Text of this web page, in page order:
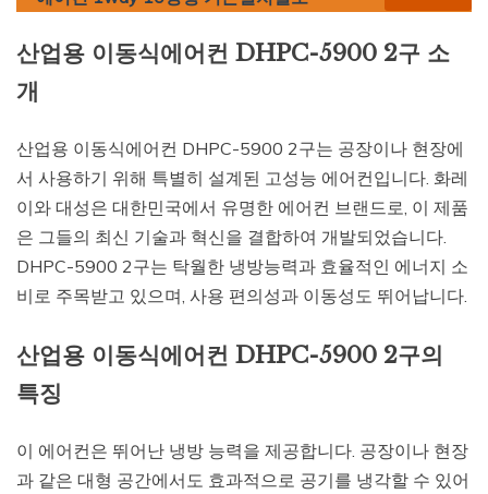
산업용 이동식에어컨 DHPC-5900 2구 소
개
산업용 이동식에어컨 DHPC-5900 2구는 공장이나 현장에
서 사용하기 위해 특별히 설계된 고성능 에어컨입니다. 화레
이와 대성은 대한민국에서 유명한 에어컨 브랜드로, 이 제품
은 그들의 최신 기술과 혁신을 결합하여 개발되었습니다.
DHPC-5900 2구는 탁월한 냉방능력과 효율적인 에너지 소
비로 주목받고 있으며, 사용 편의성과 이동성도 뛰어납니다.
산업용 이동식에어컨 DHPC-5900 2구의
특징
이 에어컨은 뛰어난 냉방 능력을 제공합니다. 공장이나 현장
과 같은 대형 공간에서도 효과적으로 공기를 냉각할 수 있어